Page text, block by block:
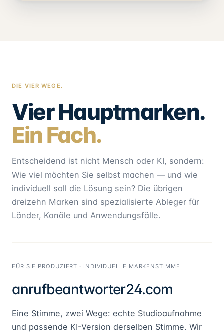
DIE VIER WEGE.
Vier Hauptmarken.
Ein Fach.
Entscheidend ist nicht Mensch oder KI, sondern:
Wie viel möchten Sie selbst machen — und wie
individuell soll die Lösung sein? Die übrigen
dreizehn Marken sind spezialisierte Ableger für
Länder, Kanäle und Anwendungsfälle.
FÜR SIE PRODUZIERT · INDIVIDUELLE MARKENSTIMME
anrufbeantworter24.com
Eine Stimme, zwei Wege: echte Studioaufnahme
und passende KI-Version derselben Stimme. Wir